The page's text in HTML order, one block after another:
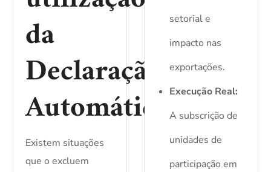
da
Declaração
Automática?
Existem situações
que o excluem
setorial e
impacto nas
exportações.
Execução Real:
A subscrição de
unidades de
participação em